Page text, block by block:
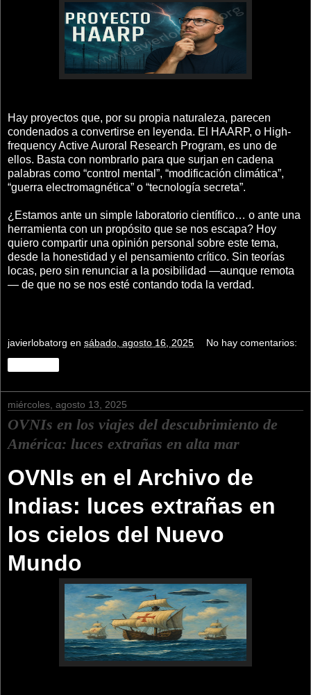
Hay proyectos que, por su propia naturaleza, parecen
condenados a convertirse en leyenda. El HAARP, o High-
frequency Active Auroral Research Program, es uno de
ellos. Basta con nombrarlo para que surjan en cadena
palabras como “control mental”, “modificación climática”,
“guerra electromagnética” o “tecnología secreta”.
¿Estamos ante un simple laboratorio científico… o ante una
herramienta con un propósito que se nos escapa? Hoy
quiero compartir una opinión personal sobre este tema,
desde la honestidad y el pensamiento crítico. Sin teorías
locas, pero sin renunciar a la posibilidad —aunque remota
— de que no se nos esté contando toda la verdad.
javierlobatorg en sábado, agosto 16, 2025 No hay comentarios:
miércoles, agosto 13, 2025
OVNIs en los viajes del descubrimiento de
América: luces extrañas en alta mar
OVNIs en el Archivo de
Indias: luces extrañas en
los cielos del Nuevo
Mundo